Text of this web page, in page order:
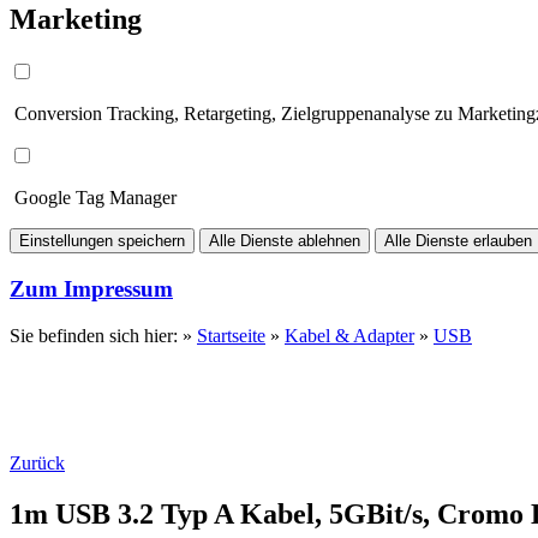
Marketing
Conversion Tracking, Retargeting, Zielgruppenanalyse zu
Google Tag Manager
Einstellungen speichern Alle Dienste ablehnen Alle Dienste erlauben
Zum Impressum
Sie befinden sich hier: » Startseite » Kabel & Adapter» USB
Zurück
1m USB 3.2 Typ A Kabel, 5GBit/s, Cromo